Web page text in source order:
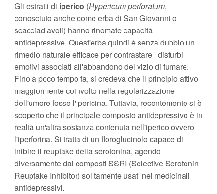
Gli estratti di iperico (Hypericum perforatum,
conosciuto anche come erba di San Giovanni o
scacciadiavoli) hanno rinomate capacità
antidepressive. Quest'erba quindi è senza dubbio un
rimedio naturale efficace per contrastare i disturbi
emotivi associati all'abbandono del vizio di fumare.
Fino a poco tempo fa, si credeva che il principio attivo
maggiormente coinvolto nella regolarizzazione
dell'umore fosse l'ipericina. Tuttavia, recentemente si è
scoperto che il principale composto antidepressivo è in
realtà un'altra sostanza contenuta nell'iperico ovvero
l'iperforina. Si tratta di un floroglucinolo capace di
inibire il reuptake della serotonina, agendo
diversamente dai composti SSRI (Selective Serotonin
Reuptake Inhibitor) solitamente usati nei medicinali
antidepressivi.